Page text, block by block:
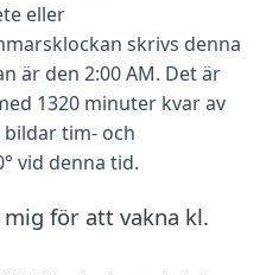
eller
skrivs denna
är den 2:00 AM. Det är
1320 minuter kvar av
bildar tim- och
vid denna tid.
för att vakna kl.